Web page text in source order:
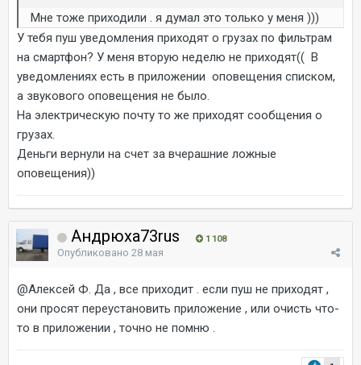
Мне тоже приходили . я думал это только у меня )))
У тебя пуш уведомления приходят о грузах по фильтрам
на смартфон? У меня вторую неделю не приходят(( В
уведомлениях есть в приложении оповещения списком,
а звукового оповещения не было.
На электрическую почту то же приходят сообщения о
грузах.
Деньги вернули на счет за вчерашние ложные
оповещения))
Андрюха73rus 1 108
Опубликовано 28 мая
@Алексей Ф. Да , все приходит . если пуш не приходят ,
они просят переустановить приложение , или очисть что-
то в приложении , точно не помню .